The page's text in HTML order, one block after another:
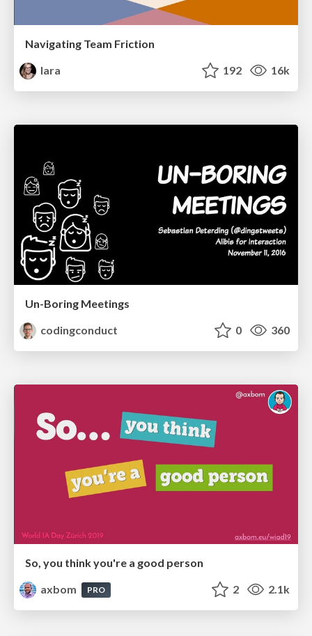
Navigating Team Friction
lara
192 16k
Un-Boring Meetings
codingconduct
0 360
So, you think you're a good person
axbom
PRO 2 2.1k